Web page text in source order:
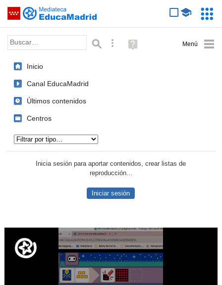
Saltar navegación
Palabra o frase: Búsqueda avanzada
Ayuda
(en
Inicio
Canal EducaMadrid
Últimos contenidos
Centros
Inicia sesión para aportar contenidos, crear listas de
reproducción...
Iniciar sesión